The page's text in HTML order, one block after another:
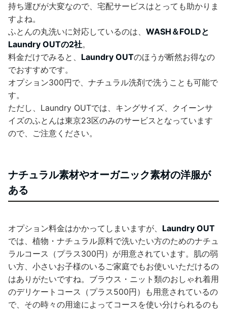
持ち運びが大変なので、宅配サービスはとっても助かりま
すよね。
ふとんの丸洗いに対応しているのは、 WASH＆FOLDと
Laundry OUTの2社。
料金だけでみると、 Laundry OUTのほうが断然お得なの
でおすすめです。
オプション300円で、ナチュラル洗剤で洗うことも可能で
す。
ただし、Laundry OUTでは、キングサイズ、クイーンサ
イズのふとんは東京23区のみのサービスとなっています
ので、ご注意ください。
ナチュラル素材やオーガニック素材の洋服が
ある
オプション料金はかかってしまいますが、 Laundry OUT
では、植物・ナチュラル原料で洗いたい方のためのナチュ
ラルコース（プラス300円）が用意されています。肌の弱
い方、小さいお子様のいるご家庭でもお使いいただけるの
はありがたいですね。ブラウス・ニット類のおしゃれ着用
のデリケートコース（プラス500円）も用意されているの
で、その時々の用途によってコースを使い分けられるのも